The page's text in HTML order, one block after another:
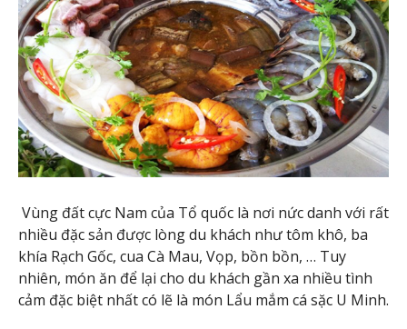
Vùng đất cực Nam của Tổ quốc là nơi nức danh với rất
nhiều đặc sản được lòng du khách như tôm khô, ba
khía Rạch Gốc, cua Cà Mau, Vọp, bồn bồn, … Tuy
nhiên, món ăn để lại cho du khách gần xa nhiều tình
cảm đặc biệt nhất có lẽ là món Lẩu mắm cá sặc U Minh.